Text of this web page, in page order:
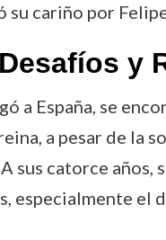
cariño por
y
a España, se
a pesar de la
sus catorce
especialmente el